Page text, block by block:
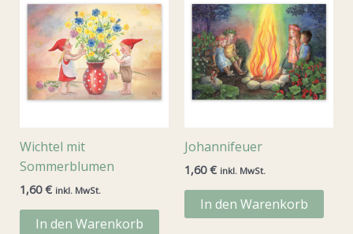
Wichtel mit
Sommerblumen
1,60€ inkl. MwSt.
In den Warenkorb
Johannifeuer
1,60€ inkl. MwSt.
In den Warenkorb